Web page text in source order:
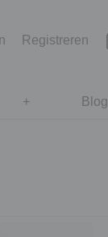
Registreren
Blog
+